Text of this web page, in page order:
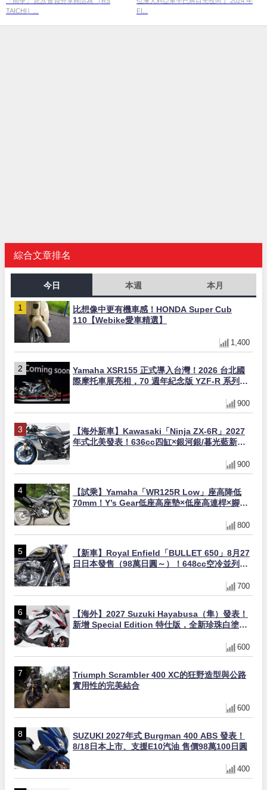
TAICHI］...
FI...
綜合文章排名
今日 本週 本月
比想像中更有機車感！HONDA Super Cub
110【Webike愛車精選】
1,400
Yamaha XSR155 正式導入台灣！2026 台北國
際摩托車展亮相，70 週年紀念版 YZF-R 系列限
900
【海外新車】Kawasaki「Ninja ZX-6R」2027
年式北美發表！636cc四缸×銀河銀/暮光藍新色
900
【試乘】Yamaha「WR125R Low」座高降低
70mm！Y’s Gear低座高座墊×低座高連桿×腳踏
800
【新車】Royal Enfield「BULLET 650」8月27
日日本發售（98萬日圓～）！648cc空冷並列雙
700
【海外】2027 Suzuki Hayabusa（隼）發表！
新增 Special Edition 特仕版，全新珍珠白塗裝
600
Triumph Scrambler 400 XC的狂野造型與公路
實用性的完美結合
600
SUZUKI 2027年式 Burgman 400 ABS 發表！
8/18日本上市、支援E10汽油 售價98萬100日圓
400